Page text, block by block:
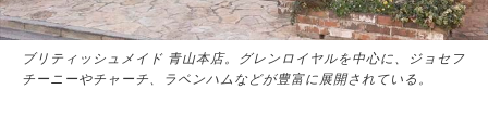
ブリティッシュメイド 青山本店。グレンロイヤルを中心に、ジョセフ
チーニーやチャーチ、ラベンハムなどが豊富に展開されている。